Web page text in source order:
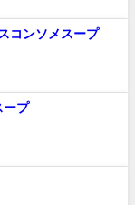
コンソメスープ
ープ